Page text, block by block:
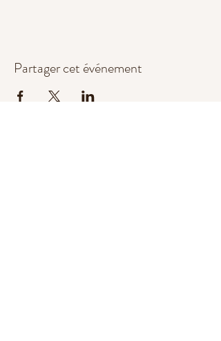
Partager cet événement